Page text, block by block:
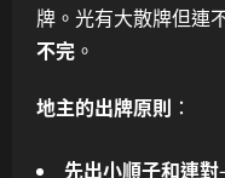
牌。光有大散牌但
不完 。
地主的出牌原則 ：
先出小順子和連對